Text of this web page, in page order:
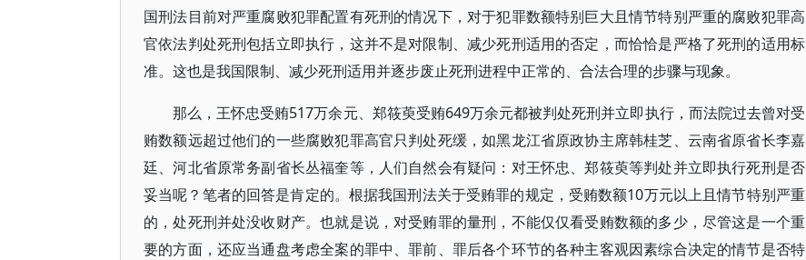
国刑法目前对严重腐败犯罪配置有死刑的情况下，对于犯罪数额特别巨大且情节特别严重的腐败犯罪高
官依法判处死刑包括立即执行，这并不是对限制、减少死刑适用的否定，而恰恰是严格了死刑的适用标
准。这也是我国限制、减少死刑适用并逐步废止死刑进程中正常的、合法合理的步骤与现象。
那么，王怀忠受贿517万余元、郑筱萸受贿649万余元都被判处死刑并立即执行，而法院过去曾对受
贿数额远超过他们的一些腐败犯罪高官只判处死缓，如黑龙江省原政协主席韩桂芝、云南省原省长李嘉
廷、河北省原常务副省长丛福奎等，人们自然会有疑问：对王怀忠、郑筱萸等判处并立即执行死刑是否
妥当呢？笔者的回答是肯定的。根据我国刑法关于受贿罪的规定，受贿数额10万元以上且情节特别严重
的，处死刑并处没收财产。也就是说，对受贿罪的量刑，不能仅仅看受贿数额的多少，尽管这是一个重
要的方面，还应当通盘考虑全案的罪中、罪前、罪后各个环节的各种主客观因素综合决定的情节是否特